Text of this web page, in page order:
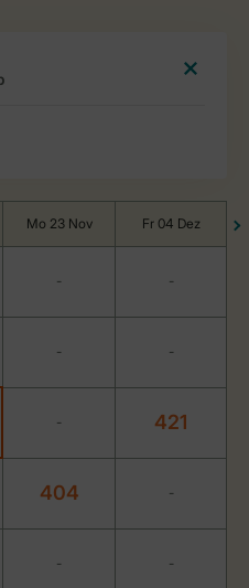
Mo 23 Nov Fr 04 Dez
- -
- -
- 421
404 -
- -